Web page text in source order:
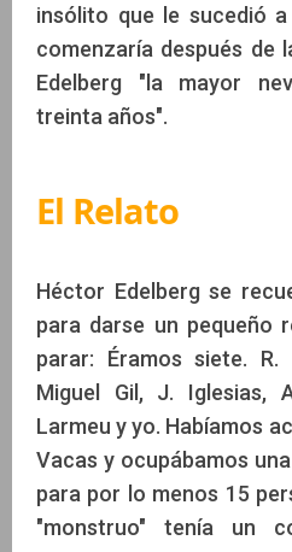
insólito que le sucedió
comenzaría después de
Edelberg "la mayor
treinta años".
El Relato
Héctor Edelberg se
para darse un pequeño
parar: Éramos siete. R.
Miguel Gil, J. Iglesias,
Larmeu y yo. Habíamos
Vacas y ocupábamos
para por lo menos 15
"monstruo" tenía un